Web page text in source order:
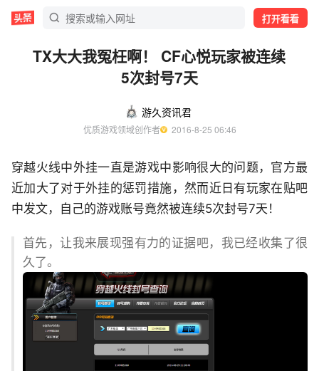
打开看看
TX大大我冤枉啊！ CF心悦玩家被连续
5次封号7天
游久资讯君
优质游戏领域创作者
  2016-8-25 06:46
穿越火线中外挂一直是游戏中影响很大的问题，官方最
近加大了对于外挂的惩罚措施，然而近日有玩家在贴吧
中发文，自己的游戏账号竟然被连续5次封号7天！
首先，让我来展现强有力的证据吧，我已经收集了很
久了。